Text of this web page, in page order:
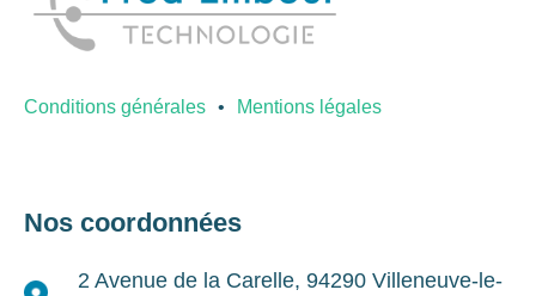
Conditions générales Mentions légales
Nos coordonnées
2 Avenue de la Carelle, 94290 Villeneuve-le-